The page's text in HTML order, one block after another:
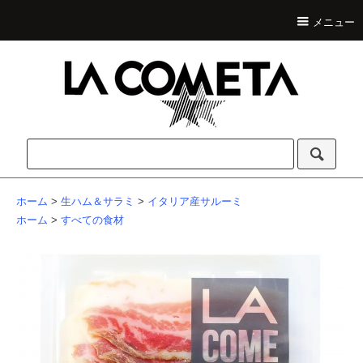
メニュー
ホーム > 生ハム＆サラミ > イタリア産サルーミ
ホーム > すべての食材